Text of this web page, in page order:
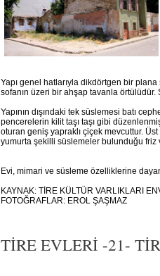
Yapı genel hatlarıyla dikdörtgen bir plana
sofanın üzeri bir ahşap tavanla
Yapının dışındaki tek süslemesi batı
pencerelerin kilit taşı taşı gibi
oturan geniş yapraklı çiçek mevcuttur.
yumurta şekilli süslemeler bulunduğu friz
Evi, mimari ve süsleme özelliklerine
KAYNAK: TİRE KÜLTÜR VARLIKLARI
FOTOĞRAFLAR: EROL ŞAŞMAZ
TİRE EVLERİ -21-